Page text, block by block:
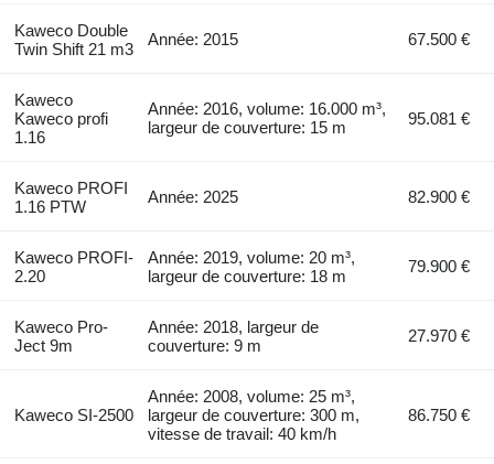
Kaweco Double
Twin Shift 21 m3
Année: 2015 67.500 €
Kaweco
Kaweco profi
1.16
Année: 2016, volume: 16.000 m³,
largeur de couverture: 15 m
95.081 €
Kaweco PROFI
1.16 PTW
Année: 2025 82.900 €
Kaweco PROFI-
2.20
Année: 2019, volume: 20 m³,
largeur de couverture: 18 m
79.900 €
Kaweco Pro-
Ject 9m
Année: 2018, largeur de
couverture: 9 m
27.970 €
Kaweco SI-2500
Année: 2008, volume: 25 m³,
largeur de couverture: 300 m,
vitesse de travail: 40 km/h
86.750 €